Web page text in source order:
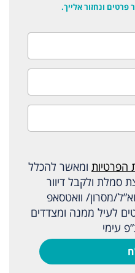
ונחזור אלייך.
הפרטיות ומאשר להכלל
סמלת ולקבל דיוור
מסרון/ וואטסאפ
לעיל ממנה ומצדדים
עימי